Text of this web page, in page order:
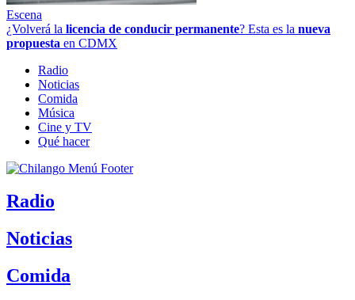
Escena
¿Volverá la licencia de conducir permanente? Esta es la nueva
propuesta en CDMX
Radio
Noticias
Comida
Música
Cine y TV
Qué hacer
Radio
Noticias
Comida